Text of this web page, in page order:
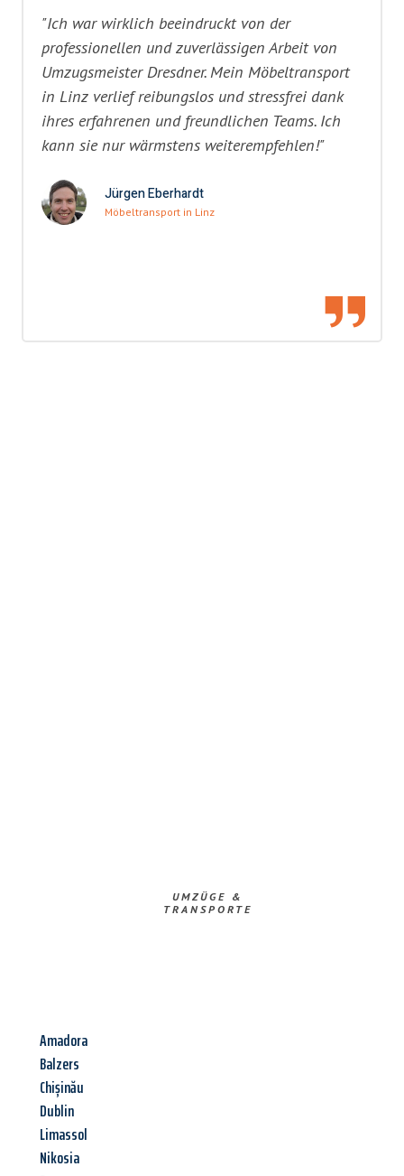
"Ich war wirklich beeindruckt von der
professionellen und zuverlässigen Arbeit von
Umzugsmeister Dresdner. Mein Möbeltransport
in Linz verlief reibungslos und stressfrei dank
ihres erfahrenen und freundlichen Teams. Ich
kann sie nur wärmstens weiterempfehlen!"
Jürgen Eberhardt
Möbeltransport in Linz
UMZÜGE &
TRANSPORTE
Amadora
Balzers
Chișinău
Dublin
Limassol
Nikosia